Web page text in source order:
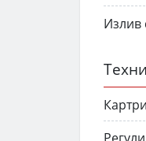
Излив